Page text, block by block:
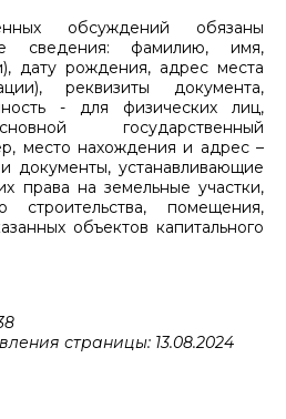
обсуждений обязаны
сведения: фамилию, имя,
дату рождения, адрес места
реквизиты документа,
- для физических лиц,
государственный
место нахождения и адрес –
документы, устанавливающие
права на земельные участки,
строительства, помещения,
объектов капитального
страницы: 13.08.2024